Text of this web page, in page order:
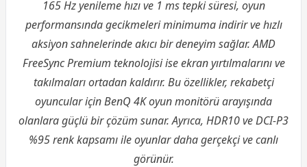
165 Hz yenileme hızı ve 1 ms tepki süresi, oyun
performansında gecikmeleri minimuma indirir ve hızlı
aksiyon sahnelerinde akıcı bir deneyim sağlar. AMD
FreeSync Premium teknolojisi ise ekran yırtılmalarını ve
takılmaları ortadan kaldırır. Bu özellikler, rekabetçi
oyuncular için BenQ 4K oyun monitörü arayışında
olanlara güçlü bir çözüm sunar. Ayrıca, HDR10 ve DCI-P3
%95 renk kapsamı ile oyunlar daha gerçekçi ve canlı
görünür.